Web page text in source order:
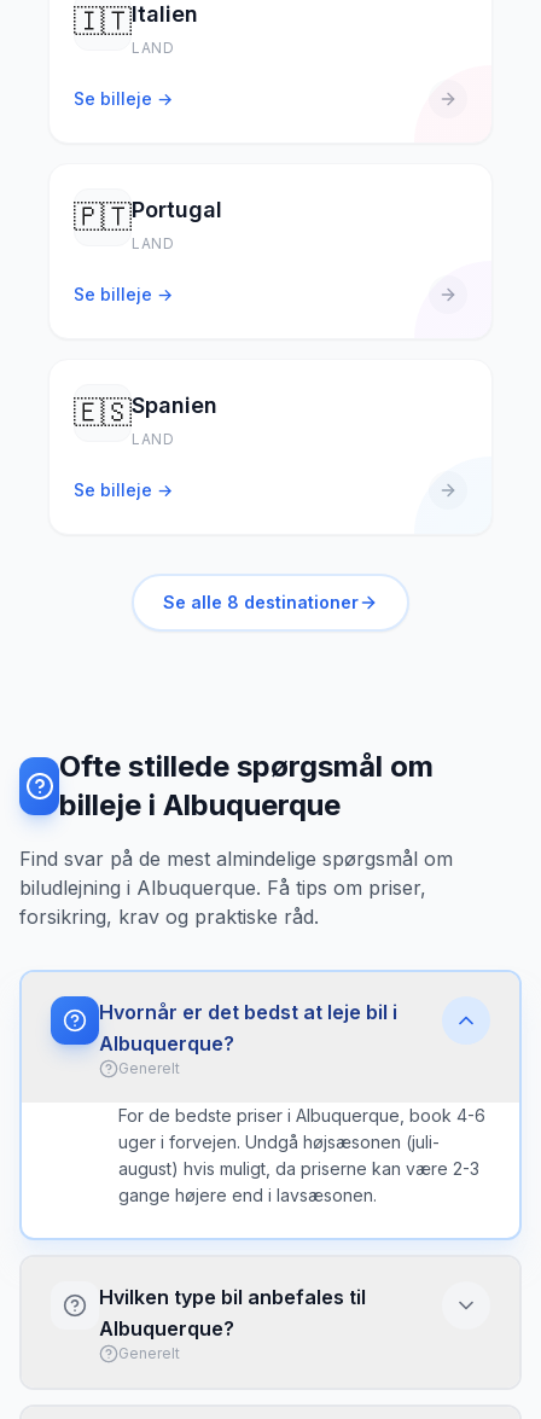
🇮🇹Italien
LAND
Se billeje →
🇵🇹Portugal
LAND
Se billeje →
🇪🇸Spanien
LAND
Se billeje →
Se alle 8 destinationer
Ofte stillede spørgsmål om
billeje i Albuquerque
Find svar på de mest almindelige spørgsmål om
biludlejning i Albuquerque. Få tips om priser,
forsikring, krav og praktiske råd.
Hvornår er det bedst at leje bil i
Albuquerque?
Generelt
For de bedste priser i Albuquerque, book 4-6
uger i forvejen. Undgå højsæsonen (juli-
august) hvis muligt, da priserne kan være 2-3
gange højere end i lavsæsonen.
Hvilken type bil anbefales til
Albuquerque?
Generelt